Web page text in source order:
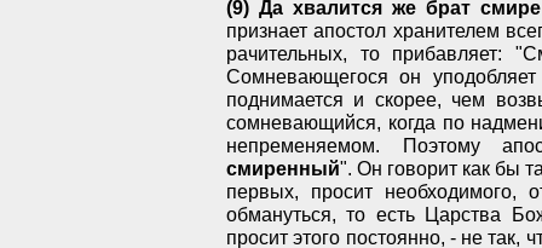
(9) Да хвалится же брат
признает апостол хранителем
рачительных, то прибавляет:
Сомневающегося он
поднимается и скорее, чем
сомневающийся, когда по
непременяемом. Поэтому
смиренный". Он говорит как бы
первых, просит необходимого,
обмануться, то есть Царства
просит этого постоянно, - не так,